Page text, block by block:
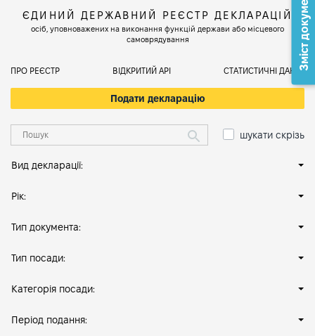
ЄДИНИЙ ДЕРЖАВНИЙ РЕЄСТР ДЕКЛАРАЦІЙ
осіб, уповноважених на виконання функцій держави або місцевого
самоврядування
ПРО РЕЄСТР ВІДКРИТИЙ АРІ СТАТИСТИЧНІ ДАНІ
Подати декларацію
шукати скрізь
Вид декларації:
Рік:
Тип документа:
Тип посади:
Категорія посади:
Період подання:
Зміст документа